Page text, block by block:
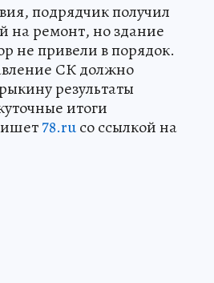
подрядчик получил
на ремонт, но здание
не привели в порядок.
СК должно
результаты
итоги
78.ruсо ссылкой на